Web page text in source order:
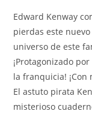
Edward Kenway
pierdas este
universo de este
¡Protagonizado
la franquicia!
El astuto pirata
misterioso